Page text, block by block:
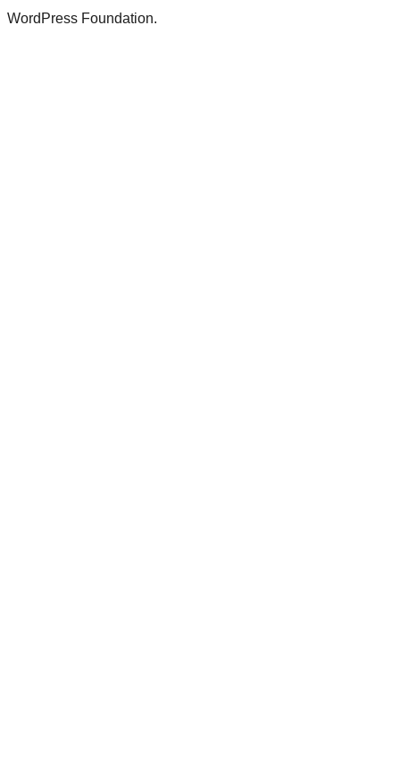
WordPress Foundation.